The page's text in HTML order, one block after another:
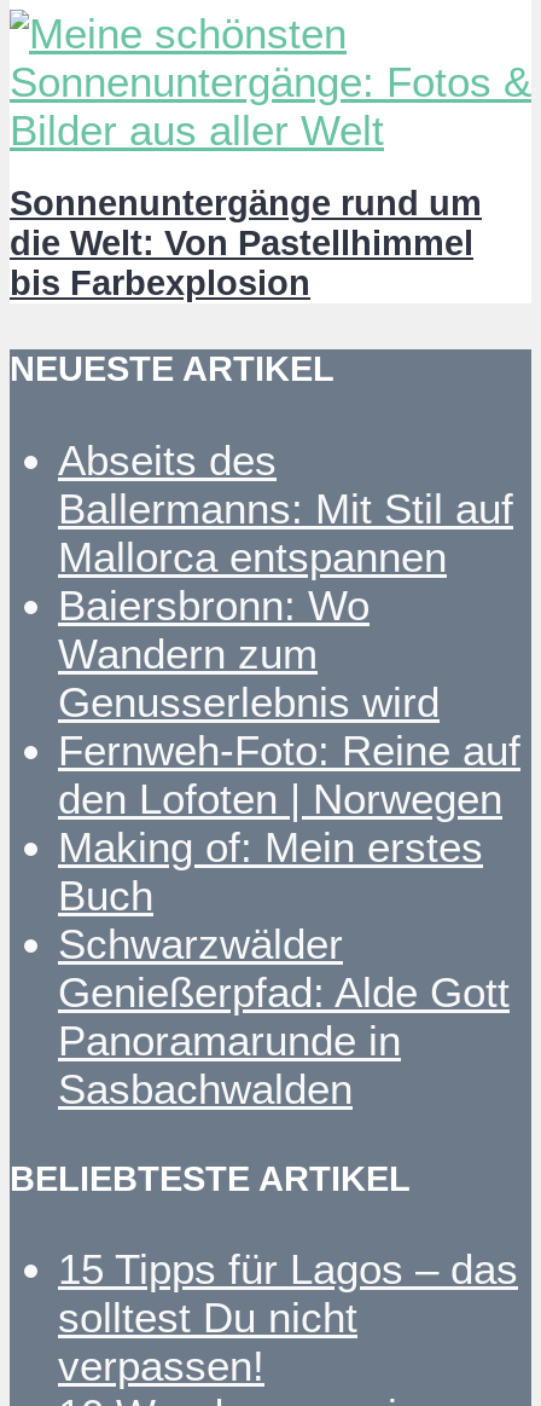
Sonnenuntergänge rund um
die Welt: Von Pastellhimmel
bis Farbexplosion
NEUESTE ARTIKEL
Abseits des
Ballermanns: Mit Stil auf
Mallorca entspannen
Baiersbronn: Wo
Wandern zum
Genusserlebnis wird
Fernweh-Foto: Reine auf
den Lofoten | Norwegen
Making of: Mein erstes
Buch
Schwarzwälder
Genießerpfad: Alde Gott
Panoramarunde in
Sasbachwalden
BELIEBTESTE ARTIKEL
15 Tipps für Lagos – das
solltest Du nicht
verpassen!